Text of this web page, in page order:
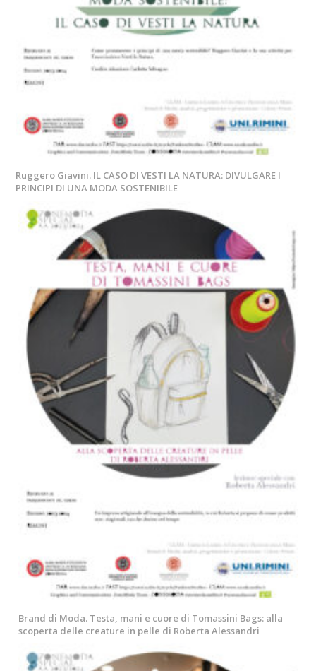
Ruggero Giavini. IL CASO DI VESTI LA NATURA: DIVULGARE I
PRINCIPI DI UNA MODA SOSTENIBILE
Brand di Moda. Testa, mani e cuore di Tomassini Bags: alla
scoperta delle creature in pelle di Roberta Alessandri